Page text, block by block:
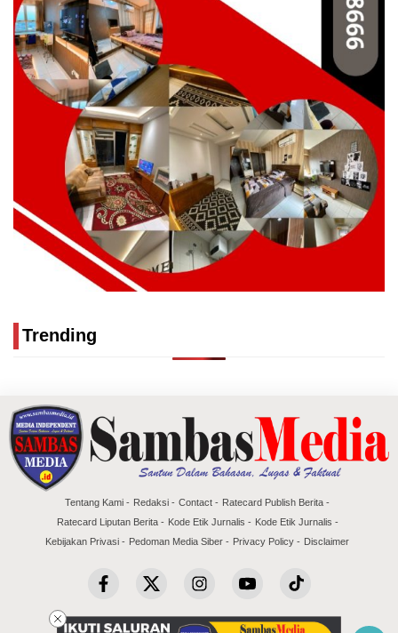
Trending
Tentang Kami Redaksi Contact
Ratecard Publish Berita
Ratecard Liputan Berita
Kode Etik Jurnalis
Kode Etik Jurnalis
Kebijakan Privasi
Pedoman Media Siber Privacy Policy Disclaimer
Copyright @2026 Sambas Media